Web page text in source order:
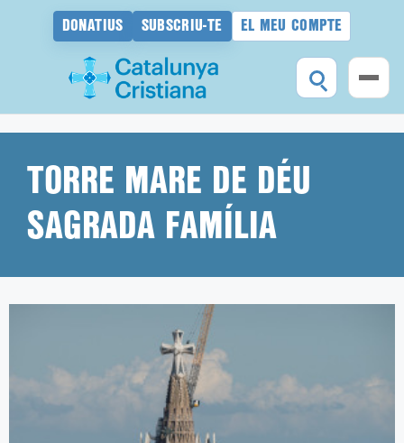
DONATIUS SUBSCRIU-TE EL MEU COMPTE
contingutTORRE MARE DE DÉU
SAGRADA FAMÍLIA